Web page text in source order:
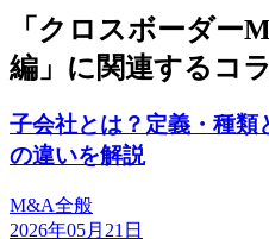
「クロスボーダー
編」に関連するコ
子会社とは？定義・種類
の違いを解説
M&A全般
2026年05月21日